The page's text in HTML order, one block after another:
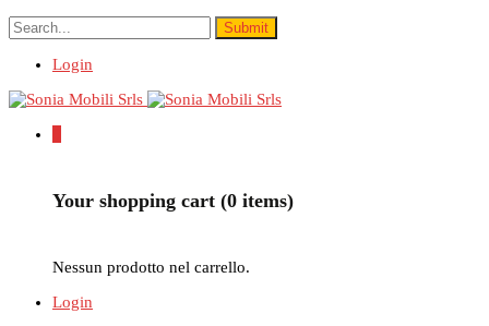
Login
Your shopping cart (0 items)
Nessun prodotto nel carrello.
Login